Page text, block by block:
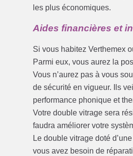
les plus économiques.
Aides financières et
Si vous habitez Verthemex
Parmi eux, vous aurez la
Vous n’aurez pas à vous
de sécurité en vigueur. Ils
performance phonique et
Votre double vitrage sera
faudra améliorer votre
Le double vitrage doté
vous avez besoin de